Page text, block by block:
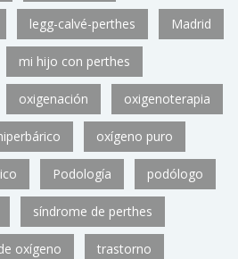
legg-calvé-perthes Madrid
mi hijo con perthes
oxigenación oxigenoterapia
oxígeno puro
Podología podólogo
síndrome de perthes
oxígeno trastorno